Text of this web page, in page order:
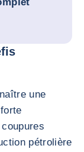
une
pétrolière